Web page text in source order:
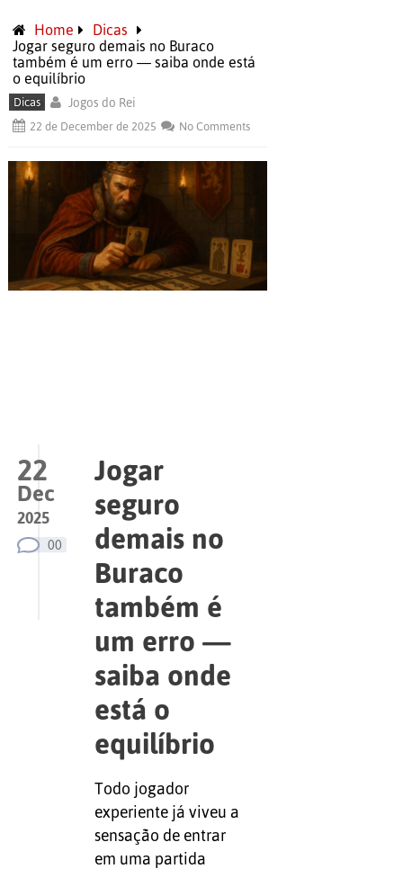
Home
Dicas
Jogar seguro demais no Buraco
também é um erro — saiba onde está
o equilíbrio
Dicas Jogos do Rei
22 de December de 2025 No Comments
22
Dec
2025
00
Jogar
seguro
demais no
Buraco
também é
um erro —
saiba onde
está o
equilíbrio
Todo jogador
experiente já viveu a
sensação de entrar
em uma partida